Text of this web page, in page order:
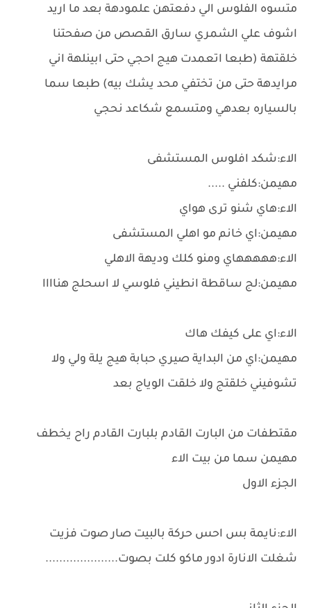
متسوه الفلوس الي دفعتهن علمودهة بعد ما اريد
اشوف علي الشمري سارق القصص من صفحتنا
خلقتهة (طبعا اتعمدت هيج احجي حتى ابينلهة اني
مرايدهة حتى من تختفي محد يشك بيه) طبعا سما
بالسياره بعدهي ومتسمع شكاعد نحجي
الاء:شكد افلوس المستشفى
مهيمن:كلفني .....
الاء:هاي شنو ترى هواي
مهيمن:اي خانم مو اهلي المستشفى
الاء:هههههاي ومنو كلك وديهة الاهلي
مهيمن:لج ساقطة انطيني فلوسي لا اسحلج هناااا
الاء:اي على كيفك هاك
مهيمن:اي من البداية صيري حبابة هيج يلة ولي ولا
تشوفيني خلقتج ولا خلقت الوياج بعد
مقتطفات من البارت القادم بلبارت القادم راح يخطف
مهيمن سما من بيت الاء
الجزء الاول
الاء:نايمة بس احس حركة بالبيت صار صوت فزيت
شغلت الانارة ادور ماكو كلت بصوت.....................